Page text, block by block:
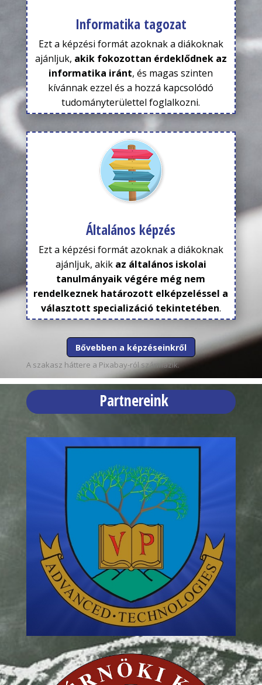
Informatika tagozat
Ezt a képzési formát azoknak a diákoknak
ajánljuk, akik fokozottan érdeklődnek az
informatika iránt, és magas szinten
kívánnak ezzel és a hozzá kapcsolódó
tudományterülettel foglalkozni.
Általános képzés
Ezt a képzési formát azoknak a diákoknak
ajánljuk, akik az általános iskolai
tanulmányaik végére még nem
rendelkeznek határozott elképzeléssel a
választott specializáció tekintetében.
Bővebben a képzéseinkről
A szakasz háttere a Pixabay-ról származik.
Partnereink